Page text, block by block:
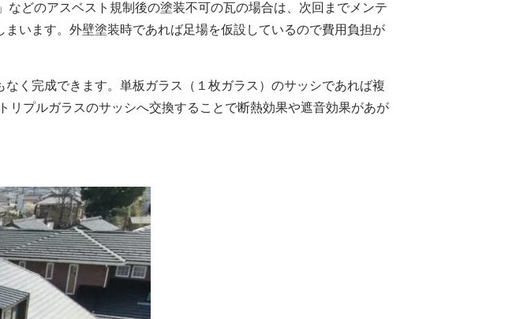
どのアスベスト規制後の塗装不可の瓦の場合は、次回までメンテ
います。外壁塗装時であれば足場を仮設しているので費用負担が
く完成できます。単板ガラス（１枚ガラス）のサッシであれば複
リプルガラスのサッシへ交換することで断熱効果や遮音効果があが